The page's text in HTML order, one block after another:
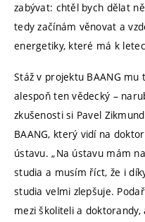
zabývat: chtěl bych dělat
tedy začínám věnovat a
energetiky, které má k
Stáž v projektu BAANG
alespoň ten vědecký –
zkušenosti si Pavel
BAANG, který vidí na
ústavu. „Na ústavu mám
studia a musím říct, že i
studia velmi zlepšuje.
mezi školiteli a